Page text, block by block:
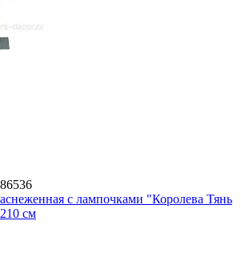
с лампочками "Королева Тянь
см